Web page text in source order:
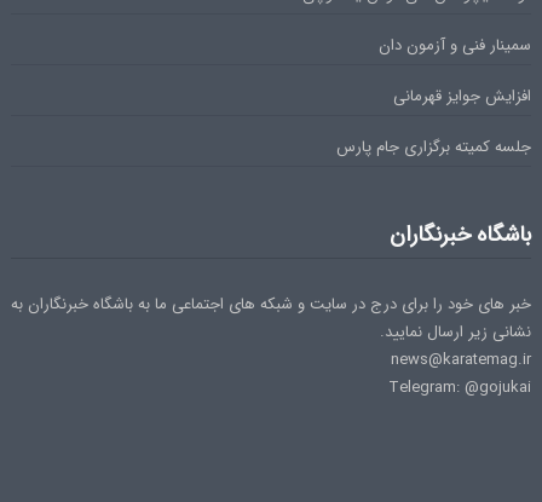
سمینار فنی و آزمون دان
افزایش جوایز قهرمانی
جلسه کمیته برگزاری جام پارس
باشگاه خبرنگاران
خبر های خود را برای درج در سایت و شبکه های اجتماعی ما به باشگاه خبرنگاران به
نشانی زیر ارسال نمایید.
news@karatemag.ir
Telegram: @gojukai